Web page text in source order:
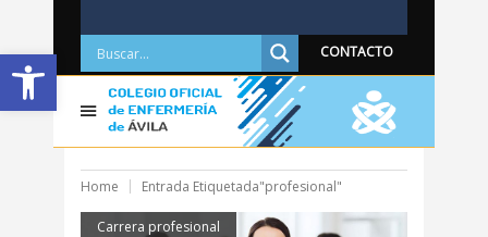
Abrir barra de herramientas CONTACTO
Home Entrada Etiquetada"profesional"
Carrera profesional